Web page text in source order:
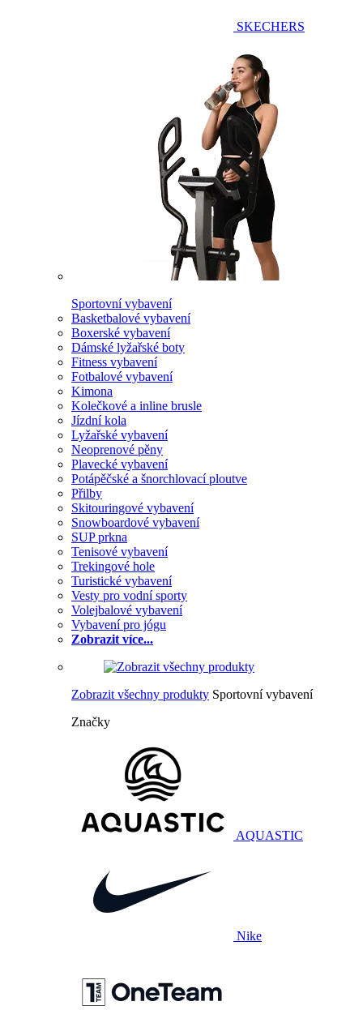
SKECHERS
Sportovní vybavení
Basketbalové vybavení
Boxerské vybavení
Dámské lyžařské boty
Fitness vybavení
Fotbalové vybavení
Kimona
Kolečkové a inline brusle
Jízdní kola
Lyžařské vybavení
Neoprenové pěny
Plavecké vybavení
Potápěčské a šnorchlovací ploutve
Přilby
Skitouringové vybavení
Snowboardové vybavení
SUP prkna
Tenisové vybavení
Trekingové hole
Turistické vybavení
Vesty pro vodní sporty
Volejbalové vybavení
Vybavení pro jógu
Zobrazit více...
Zobrazit všechny produkty Sportovní vybavení
Značky
AQUASTIC
Nike